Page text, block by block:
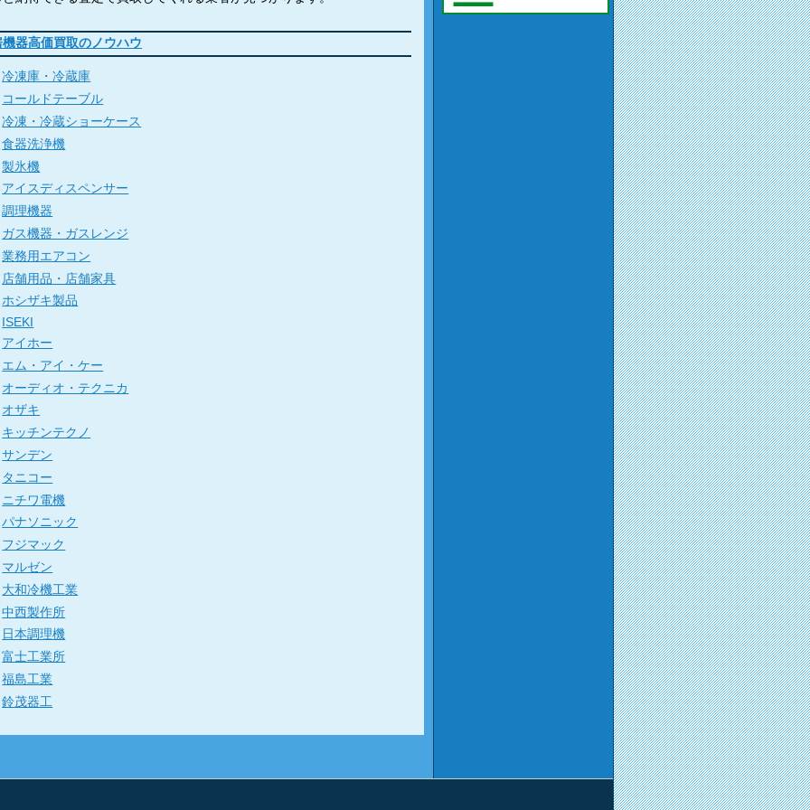
機器高価買取のノウハウ
冷凍庫・冷蔵庫
コールドテーブル
冷凍・冷蔵ショーケース
食器洗浄機
製氷機
アイスディスペンサー
調理機器
ガス機器・ガスレンジ
業務用エアコン
店舗用品・店舗家具
ホシザキ製品
ISEKI
アイホー
エム・アイ・ケー
オーディオ・テクニカ
オザキ
キッチンテクノ
サンデン
タニコー
ニチワ電機
パナソニック
フジマック
マルゼン
大和冷機工業
中西製作所
日本調理機
富士工業所
福島工業
鈴茂器工